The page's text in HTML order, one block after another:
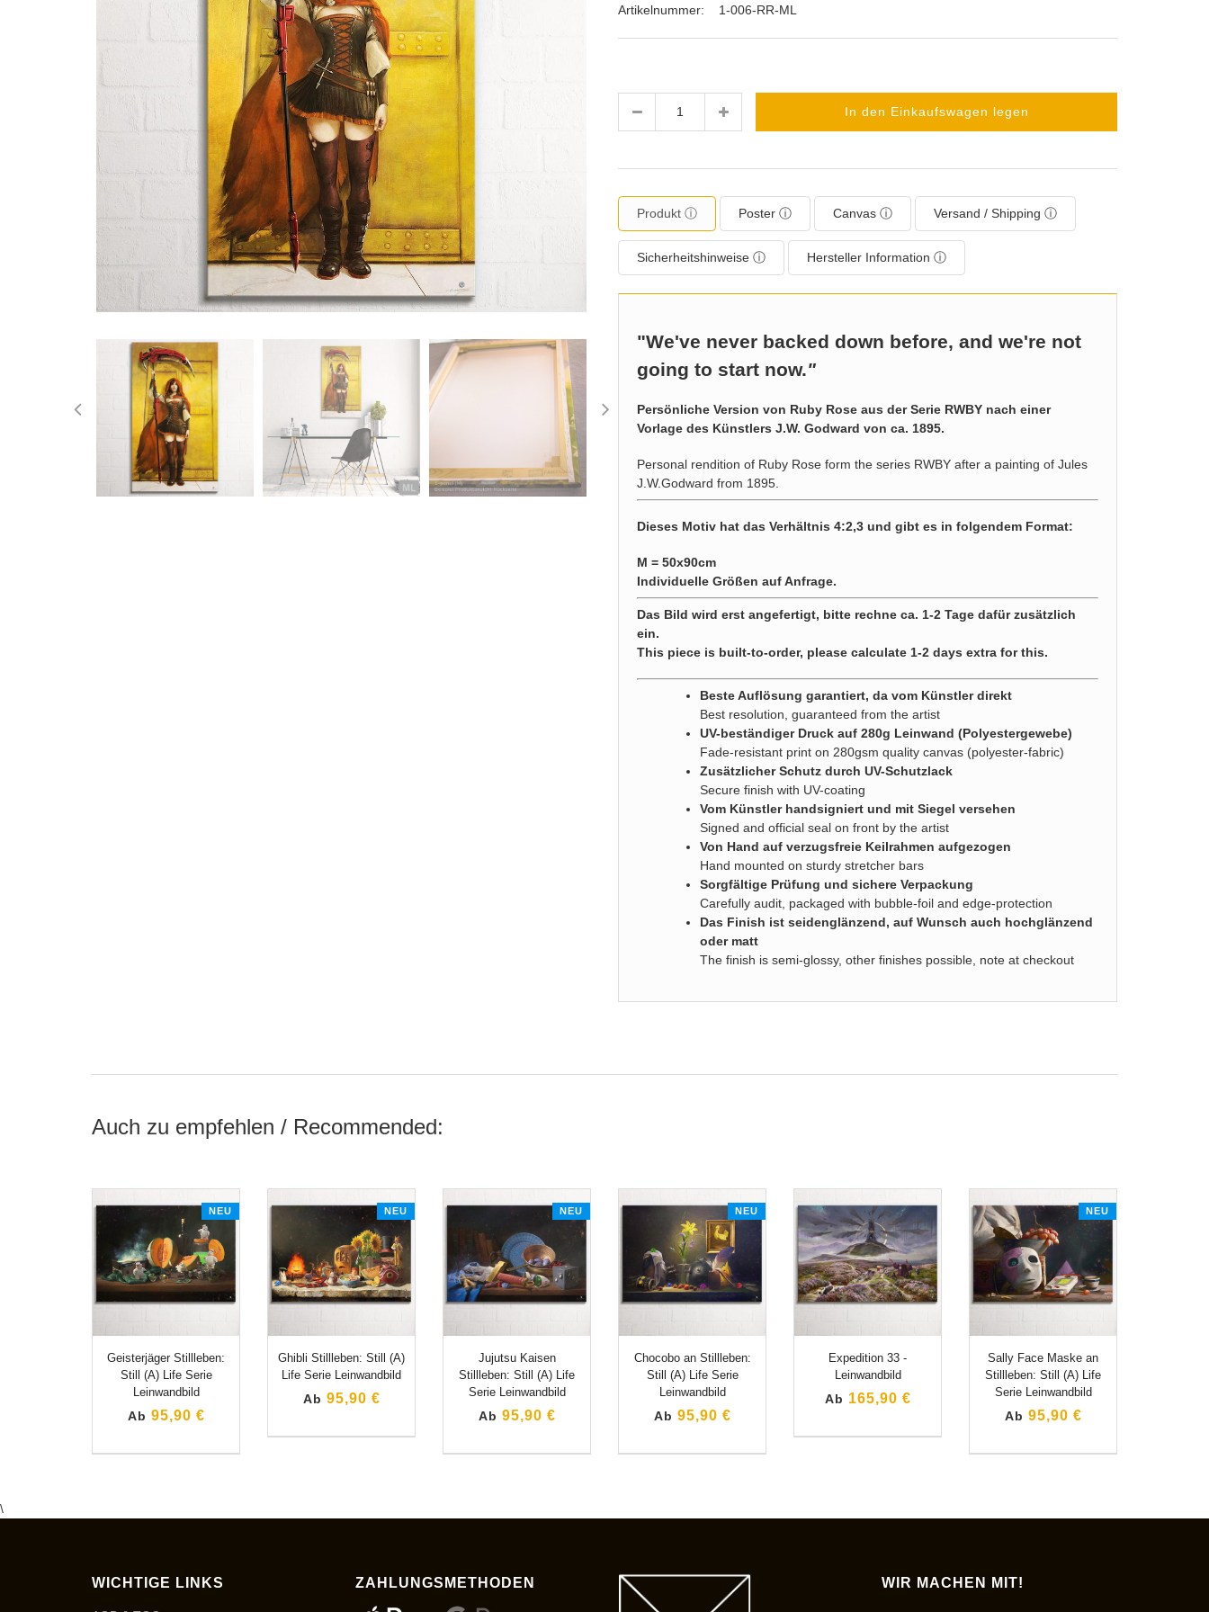
Artikelnummer:
1-006-RR-ML
In den Einkaufswagen legen
Produkt ⓘ Poster ⓘ Canvas ⓘ Versand / Shipping ⓘ
Sicherheitshinweise ⓘ Hersteller Information ⓘ
"We've never backed down before, and we're not
going to start now."
Persönliche Version von Ruby Rose aus der Serie RWBY nach einer
Vorlage des Künstlers J.W. Godward von ca. 1895.
Personal rendition of Ruby Rose form the series RWBY after a painting of Jules
J.W.Godward from 1895.
Dieses Motiv hat das Verhältnis 4:2,3 und gibt es in folgendem Format:
M = 50x90cm
Individuelle Größen auf Anfrage.
Das Bild wird erst angefertigt, bitte rechne ca. 1-2 Tage dafür zusätzlich
ein.
This piece is built-to-order, please calculate 1-2 days extra for this.
Beste Auflösung garantiert, da vom Künstler direkt
Best resolution, guaranteed from the artist
UV-beständiger Druck auf 280g Leinwand (Polyestergewebe)
Fade-resistant print on 280gsm quality canvas (polyester-fabric)
Zusätzlicher Schutz durch UV-Schutzlack
Secure finish with UV-coating
Vom Künstler handsigniert und mit Siegel versehen
Signed and official seal on front by the artist
Von Hand auf verzugsfreie Keilrahmen aufgezogen
Hand mounted on sturdy stretcher bars
Sorgfältige Prüfung und sichere Verpackung
Carefully audit, packaged with bubble-foil and edge-protection
Das Finish ist seidenglänzend, auf Wunsch auch hochglänzend
oder matt
The finish is semi-glossy, other finishes possible, note at checkout
Auch zu empfehlen / Recommended:
NEU
Geisterjäger Stillleben:
Still (A) Life Serie
Leinwandbild
Ab 95,90 €
NEU
Ghibli Stillleben: Still (A)
Life Serie Leinwandbild
Ab 95,90 €
NEU
Jujutsu Kaisen
Stillleben: Still (A) Life
Serie Leinwandbild
Ab 95,90 €
NEU
Chocobo an Stillleben:
Still (A) Life Serie
Leinwandbild
Ab 95,90 €
Expedition 33 -
Leinwandbild
Ab 165,90 €
NEU
Sally Face Maske an
Stillleben: Still (A) Life
Serie Leinwandbild
Ab 95,90 €
\
WICHTIGE LINKS ZAHLUNGSMETHODEN WIR MACHEN MIT!